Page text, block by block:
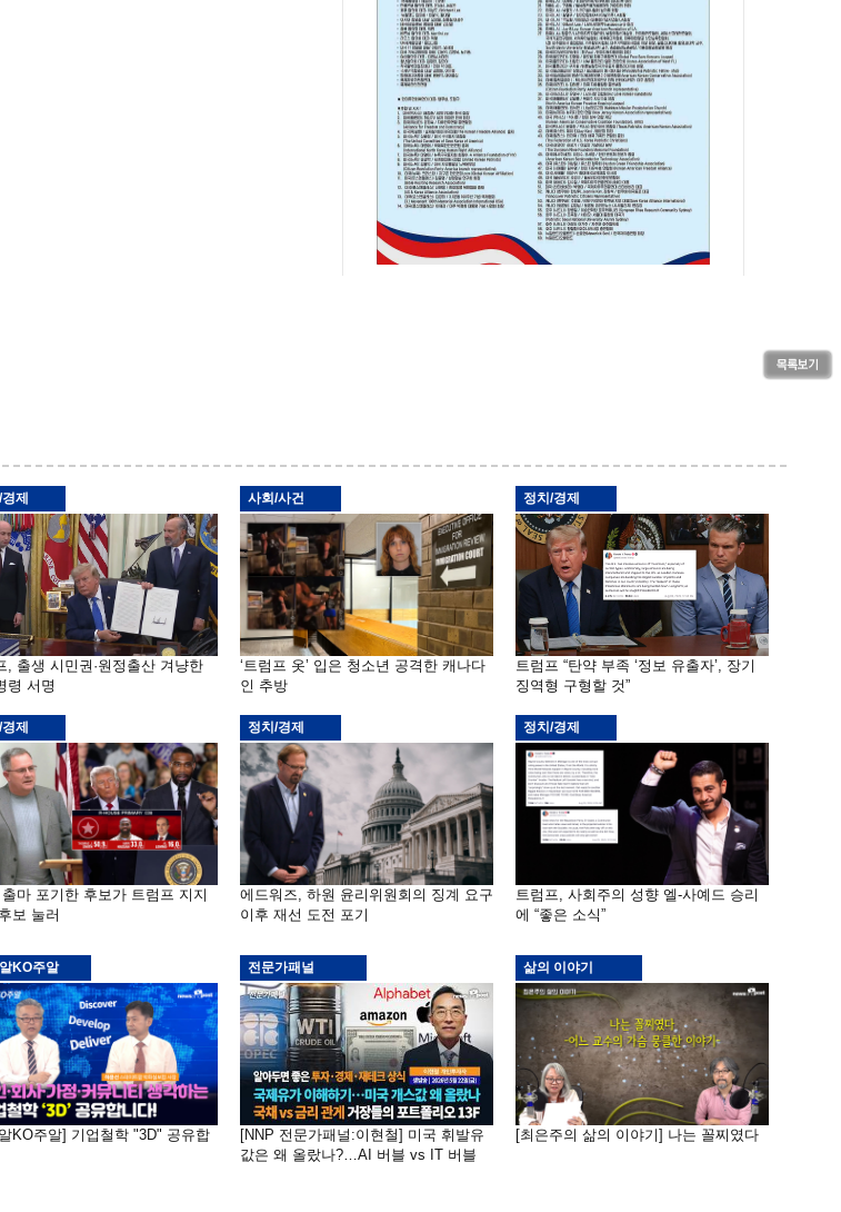
제
, 출생 시민권·원정출산 겨냥한
령 서명
사회/사건
‘트럼프 옷’ 입은 청소년 공격한 캐나다
인 추방
정치/경제
트럼프 “탄약 부족 ‘정보 유출자’, 장기
징역형 구형할 것”
제
마 포기한 후보가 트럼프 지지
보 눌러
정치/경제
에드워즈, 하원 윤리위원회의 징계 요구
이후 재선 도전 포기
정치/경제
트럼프, 사회주의 성향 엘-사예드 승리
에 “좋은 소식”
KO주알
KO주알] 기업철학 "3D" 공유합
전문가패널
[NNP 전문가패널:이현철] 미국 휘발유
값은 왜 올랐나?…AI 버블 vs IT 버블
삶의 이야기
[최은주의 삶의 이야기] 나는 꼴찌였다